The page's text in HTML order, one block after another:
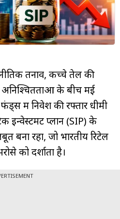
तनाव, कच्चे तेल की
के बीच मई
में निवेश की रफ्तार धीमी
इन्वेस्टमेंट प्लान (SIP) के
बना रहा, जो भारतीय रिटेल
को दर्शाता है।